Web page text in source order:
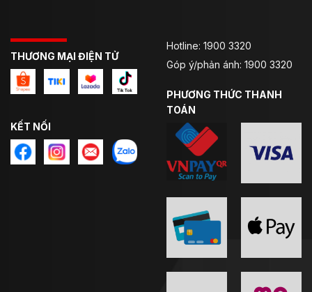
Mở rộng vùng bảo vệ khớp nối ngón tay: che phủ lớn
hơn, bảo vệ tốt hơn khi xảy ra va chạm.
Đệm TPU lòng bàn tay: chịu ma sát, bám lái chắc hơn
và hỗ trợ giảm chấn.
Form gọn, linh hoạt: cổ ngắn dễ đeo với áo giáp,
không vướng víu khi cử động.
Hướng Dẫn Chọn & Sử Dụng Găng LS2
THƯƠNG MẠI ĐIỆN TỬ
KẾT NỐI
Hotline: 1900 3320
Góp ý/phản ánh: 1900 3320
PHƯƠNG THỨC THANH
TOÁN